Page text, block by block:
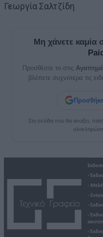
Γεωργία Σαλτζίδη
Μη χάνετε καμία
Προσθέστε το στις
βλέπετε συχνότερα τις
Στη σελίδα που θα ανοίξει,